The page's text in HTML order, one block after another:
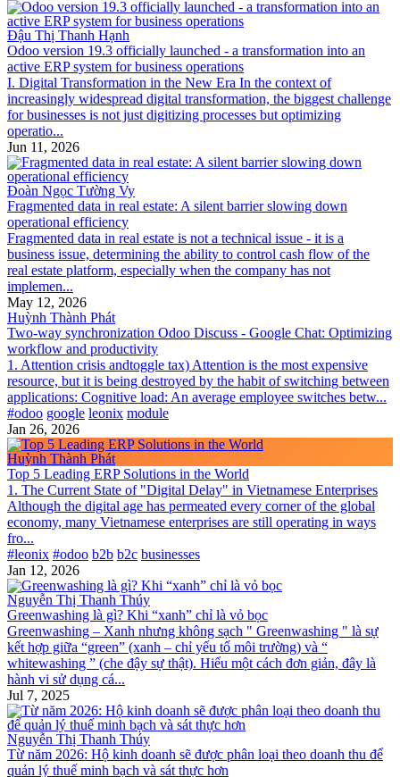
Đậu Thị Thanh Hạnh
Odoo version 19.3 officially launched - a transformation into an
active ERP system for business operations
I. Digital Transformation in the New Era In the context of
increasingly widespread digital transformation, the biggest challenge
for businesses is not just digitizing processes but optimizing
operatio...
Jun 11, 2026
Đoàn Ngọc Tường Vy
Fragmented data in real estate: A silent barrier slowing down
operational efficiency
Fragmented data in real estate is not a technical issue - it is a
business issue, determining the ability to control cash flow of the
real estate platform, especially when the company has not
implemen...
May 12, 2026
Huỳnh Thành Phát
Two-way synchronization Odoo Discuss - Google Chat: Optimizing
workflow and productivity
1. Attention crisis andtoggle tax) Attention is the most expensive
resource, but it is being destroyed by the habit of switching between
applications: Cognitive load: An average employee switches betw...
#odoo google leonix module
Jan 26, 2026
Huỳnh Thành Phát
Top 5 Leading ERP Solutions in the World
1. The Current State of "Digital Delay" in Vietnamese Enterprises
Although the digital age has permeated every corner of the global
economy, many Vietnamese enterprises are still operating in ways
fro...
#leonix #odoo b2b b2c businesses
Jan 12, 2026
Nguyễn Thị Thanh Thúy
Greenwashing là gì? Khi “xanh” chỉ là vỏ bọc
Greenwashing – Xanh nhưng không sạch " Greenwashing " là sự
kết hợp giữa “green” (xanh – chỉ yếu tố môi trường) và “
whitewashing ” (che đậy sự thật). Hiểu một cách đơn giản, đây là
hành vi sử dụng cá...
Jul 7, 2025
Nguyễn Thị Thanh Thúy
Từ năm 2026: Hộ kinh doanh sẽ được phân loại theo doanh thu để
quản lý thuế minh bạch và sát thực hơn